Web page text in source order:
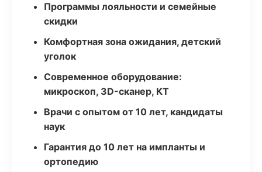
Программы лояльности и семейные
скидки
Комфортная зона ожидания, детский
уголок
Современное оборудование:
микроскоп, 3D-сканер, КТ
Врачи с опытом от 10 лет, кандидаты
наук
Гарантия до 10 лет на импланты и
ортопедию